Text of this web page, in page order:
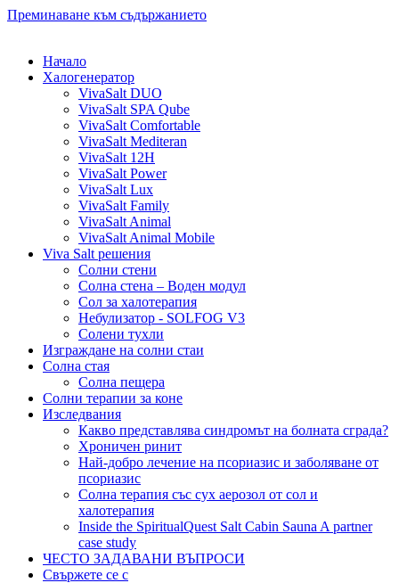
Преминаване към съдържанието
Начало
Халогенератор
VivaSalt DUO
VivaSalt SPA Qube
VivaSalt Comfortable
VivaSalt Mediteran
VivaSalt 12H
VivaSalt Power
VivaSalt Lux
VivaSalt Family
VivaSalt Animal
VivaSalt Animal Mobile
Viva Salt решения
Солни стени
Солна стена – Воден модул
Сол за халотерапия
Небулизатор - SOLFOG V3
Солени тухли
Изграждане на солни стаи
Солна стая
Солна пещера
Солни терапии за коне
Изследвания
Какво представлява синдромът на болната сграда?
Хроничен ринит
Най-добро лечение на псориазис и заболяване от
псориазис
Солна терапия със сух аерозол от сол и
халотерапия
Inside the SpiritualQuest Salt Cabin Sauna A partner
case study
ЧЕСТО ЗАДАВАНИ ВЪПРОСИ
Свържете се с